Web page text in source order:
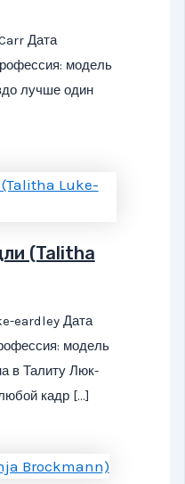
Дата
модель
лучше один
(Talitha
eardley Дата
модель
в Талиту Люк-
кадр […]